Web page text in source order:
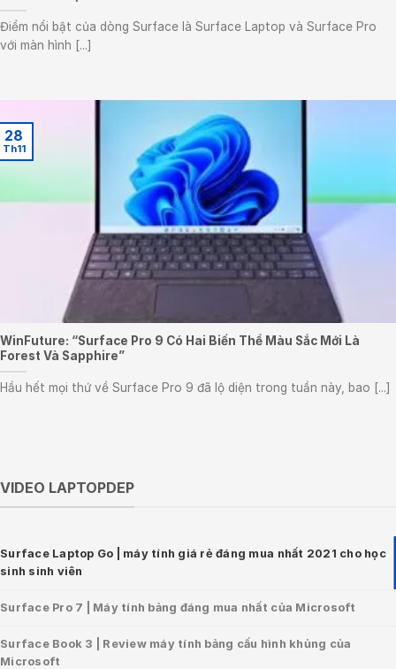
Điểm nổi bật của dòng Surface là Surface Laptop và Surface Pro
với màn hình [...]
WinFuture: “Surface Pro 9 Có Hai Biến Thể Màu Sắc Mới Là
Forest Và Sapphire”
Hầu hết mọi thứ về Surface Pro 9 đã lộ diện trong tuần này, bao [...]
28
Th11
VIDEO LAPTOPDEP
Surface Laptop Go | máy tính giá rẻ đáng mua nhất 2021 cho học
sinh sinh viên
Surface Pro 7 | Máy tính bảng đáng mua nhất của Microsoft
Surface Book 3 | Review máy tính bảng cấu hình khủng của
Microsoft